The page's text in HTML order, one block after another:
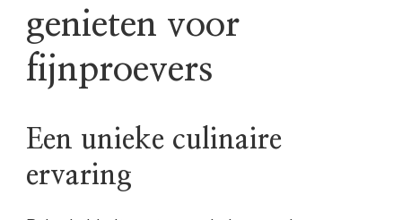
genieten voor
fijnproevers
Een unieke culinaire
ervaring